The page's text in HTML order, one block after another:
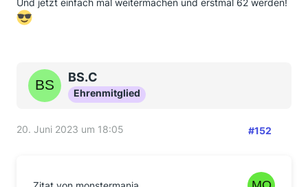
Und jetzt einfach mal weitermachen und erstmal 62 werden!
BS.C
Ehrenmitglied
20. Juni 2023 um 18:05 #152